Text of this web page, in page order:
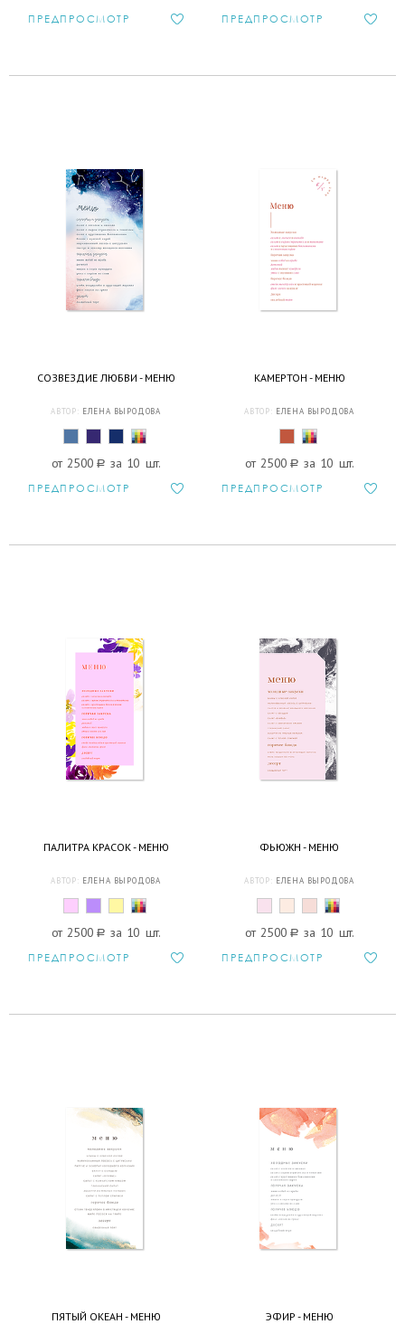
ПРЕДПРОСМОТР ПРЕДПРОСМОТР
СОЗВЕЗДИЕ ЛЮБВИ - МЕНЮ
АВТОР: ЕЛЕНА ВЫРОДОВА
от 2500 a за 10 шт.
ПРЕДПРОСМОТР
КАМЕРТОН - МЕНЮ
АВТОР: ЕЛЕНА ВЫРОДОВА
от 2500 a за 10 шт.
ПРЕДПРОСМОТР
ПАЛИТРА КРАСОК - МЕНЮ
АВТОР: ЕЛЕНА ВЫРОДОВА
от 2500 a за 10 шт.
ПРЕДПРОСМОТР
ФЬЮЖН - МЕНЮ
АВТОР: ЕЛЕНА ВЫРОДОВА
от 2500 a за 10 шт.
ПРЕДПРОСМОТР
ПЯТЫЙ ОКЕАН - МЕНЮ ЭФИР - МЕНЮ